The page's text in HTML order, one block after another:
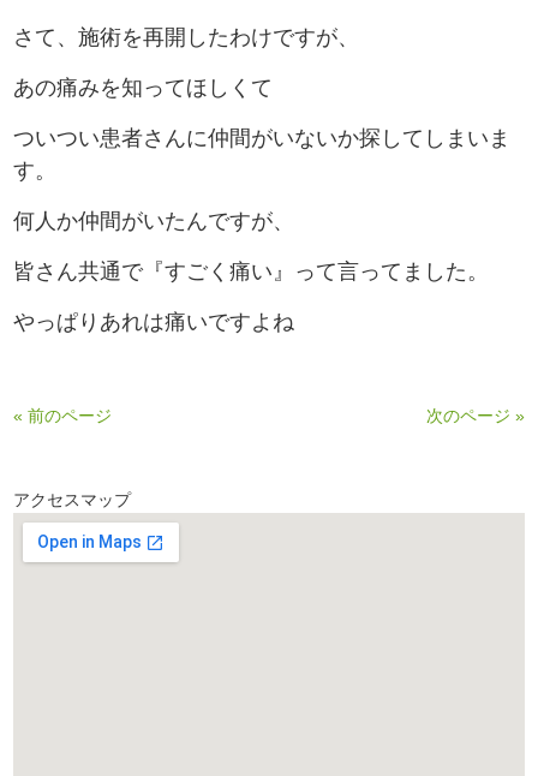
さて、施術を再開したわけですが、
あの痛みを知ってほしくて
ついつい患者さんに仲間がいないか探してしまいま
す。
何人か仲間がいたんですが、
皆さん共通で『すごく痛い』って言ってました。
やっぱりあれは痛いですよね
« 前のページ 次のページ »
アクセスマップ